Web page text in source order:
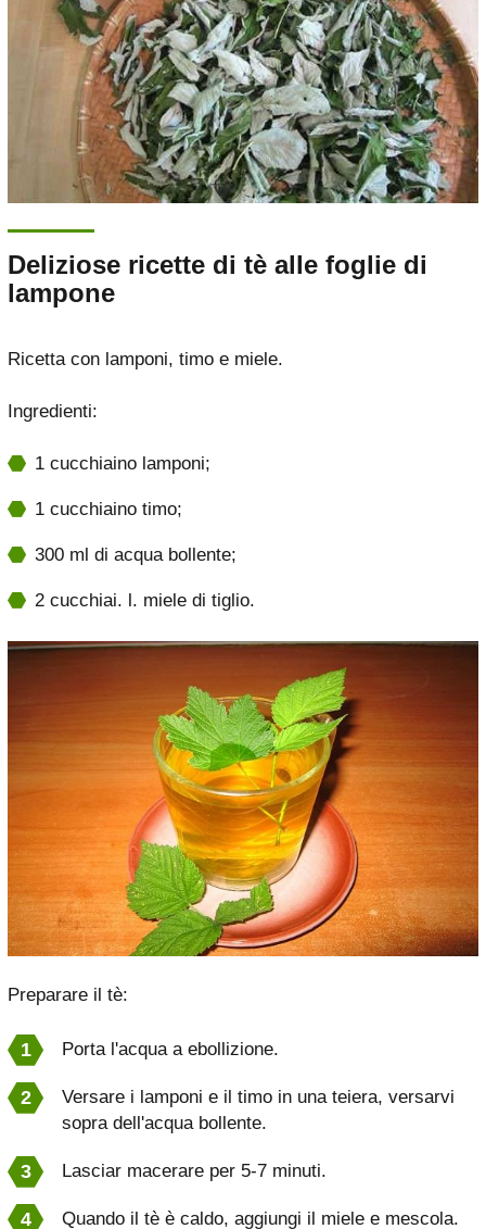
Deliziose ricette di tè alle foglie di
lampone
Ricetta con lamponi, timo e miele.
Ingredienti:
1 cucchiaino lamponi;
1 cucchiaino timo;
300 ml di acqua bollente;
2 cucchiai. l. miele di tiglio.
Preparare il tè:
Porta l'acqua a ebollizione.
Versare i lamponi e il timo in una teiera, versarvi
sopra dell'acqua bollente.
Lasciar macerare per 5-7 minuti.
Quando il tè è caldo, aggiungi il miele e mescola.